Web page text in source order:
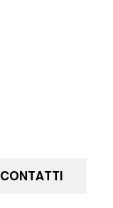
CONTATTI